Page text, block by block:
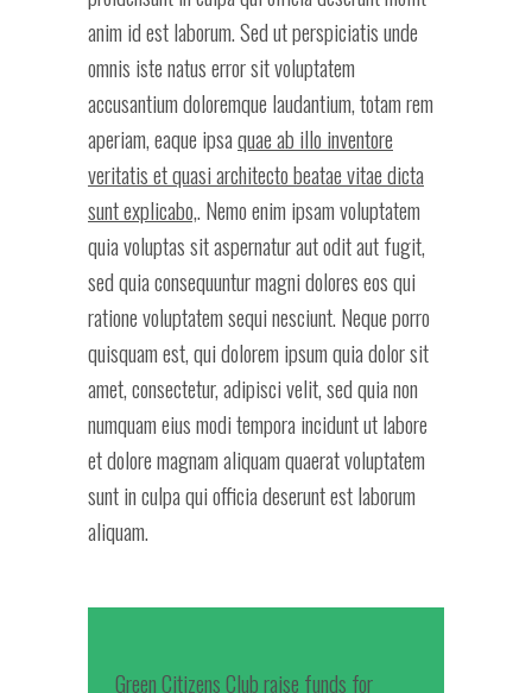
anim id est laborum. Sed ut perspiciatis unde
omnis iste natus error sit voluptatem
accusantium doloremque laudantium, totam rem
aperiam, eaque ipsaquae ab illo inventore
veritatis et quasi architecto beatae vitae dicta
sunt explicabo,. Nemo enim ipsam voluptatem
quia voluptas sit aspernatur aut odit aut fugit,
sed quia consequuntur magni dolores eos qui
ratione voluptatem sequi nesciunt. Neque porro
quisquam est, qui dolorem ipsum quia dolor sit
amet, consectetur, adipisci velit, sed quia non
numquam eius modi tempora incidunt ut labore
et dolore magnam aliquam quaerat voluptatem
sunt in culpa qui officia deserunt est laborum
aliquam.
Green Citizens Club raise funds for